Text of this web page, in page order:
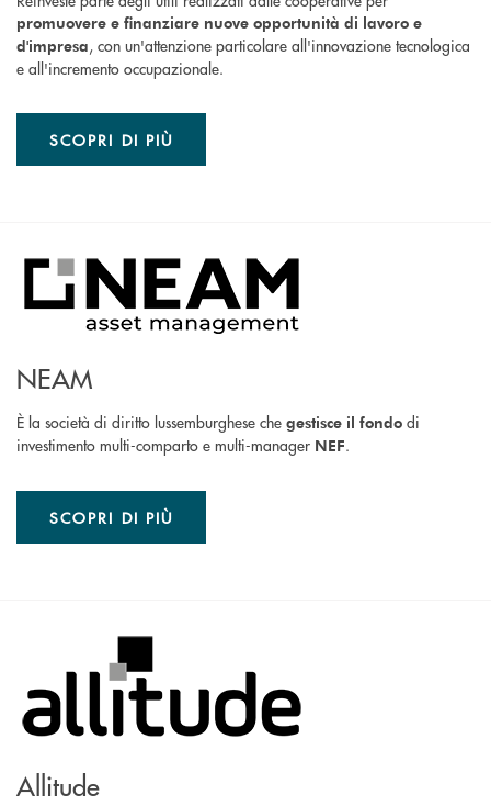
promuovere e finanziare nuove opportunità di lavoro e
d'impresa, con un'attenzione particolare all'innovazione tecnologica
e all'incremento occupazionale.
SCOPRI DI PIÙ
NEAM
È la società di diritto lussemburghese che gestisce il fondo di
investimento multi-comparto e multi-manager NEF.
SCOPRI DI PIÙ
Allitude